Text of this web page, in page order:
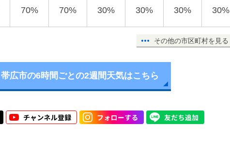
70% 70% 30% 30% 30% 30%
その他の市区町村を見る
帯広市の6時間ごとの2週間天気はこちら